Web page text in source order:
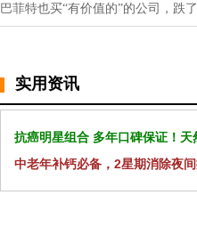
巴菲特也买“有价值的”的公司，跌
实用资讯
抗癌明星组合 多年口碑保证！
中老年补钙必备，2星期消除夜